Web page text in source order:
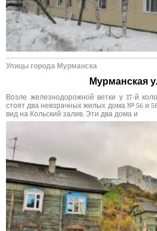
Улицы города Мурманска
Мурманская
Возле железнодорожной ветки у 17-й
стоят два невзрачных жилых дома № 56 и
вид на Кольский залив. Эти два дома и